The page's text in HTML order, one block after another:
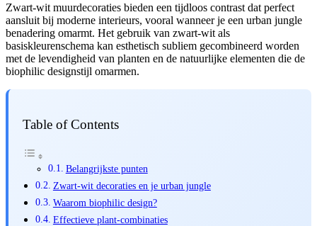
Zwart-wit muurdecoraties bieden een tijdloos contrast dat perfect
aansluit bij moderne interieurs, vooral wanneer je een urban jungle
benadering omarmt. Het gebruik van zwart-wit als
basiskleurenschema kan esthetisch subliem gecombineerd worden
met de levendigheid van planten en de natuurlijke elementen die de
biophilic designstijl omarmen.
Table of Contents
Belangrijkste punten
Zwart-wit decoraties en je urban jungle
Waarom biophilic design?
Effectieve plant-combinaties